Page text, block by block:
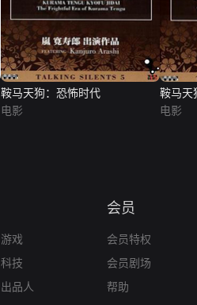
鞍马天狗：恐怖时代
电影
鞍马天
电影
游戏
科技
出品人
会员
会员特权
会员剧场
帮助